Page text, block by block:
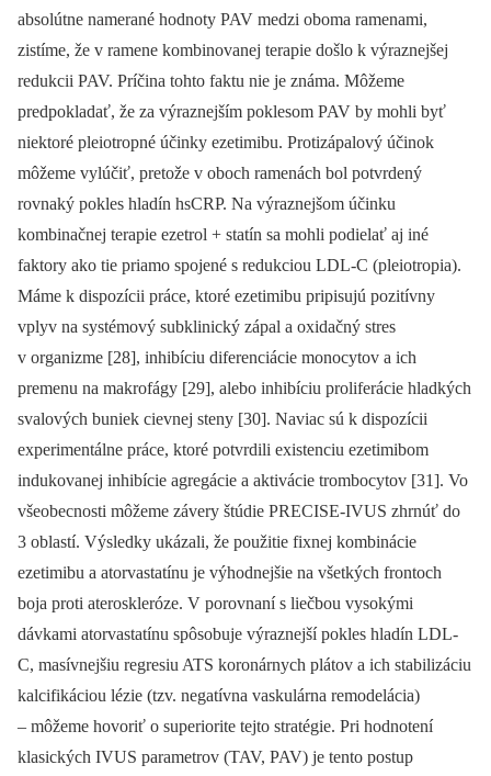
absolútne namerané hodnoty PAV medzi oboma ramenami,
zistíme, že v ramene kombinovanej terapie došlo k výraznejšej
redukcii PAV. Príčina tohto faktu nie je známa. Môžeme
predpokladať, že za výraznejším poklesom PAV by mohli byť
niektoré pleiotropné účinky ezetimibu. Protizápalový účinok
môžeme vylúčiť, pretože v oboch ramenách bol potvrdený
rovnaký pokles hladín hsCRP. Na výraznejšom účinku
kombinačnej terapie ezetrol + statín sa mohli podielať aj iné
faktory ako tie priamo spojené s redukciou LDL-C (pleiotropia).
Máme k dispozícii práce, ktoré ezetimibu pripisujú pozitívny
vplyv na systémový subklinický zápal a oxidačný stres
v organizme [28], inhibíciu dife­renciácie monocytov a ich
premenu na makrofágy [29], alebo inhibíciu proliferácie hladkých
svalových buniek cievnej steny [30]. Naviac sú k dispozícii
experimentálne práce, ktoré potvrdili existenciu ezetimibom
indukovanej inhibície agregácie a aktivácie trombocytov [31]. Vo
všeobecnosti môžeme závery štúdie PRECISE-IVUS zhrnúť do
3 oblastí. Výsledky ukázali, že použitie fixnej kombinácie
ezetimibu a atorvastatínu je výhodnejšie na všetkých frontoch
boja proti ateroskleróze. V porovnaní s liečbou vysokými
dávkami atorvastatínu spôsobuje výraznejší pokles hladín LDL-
C, masívnejšiu regresiu ATS koronárnych plátov a ich stabilizáciu
kalcifikáciou lézie (tzv. negatívna vaskulárna remodelácia)
–⁠ môžeme hovoriť o superiorite tejto stratégie. Pri hodnotení
klasických IVUS parametrov (TAV, PAV) je tento postup